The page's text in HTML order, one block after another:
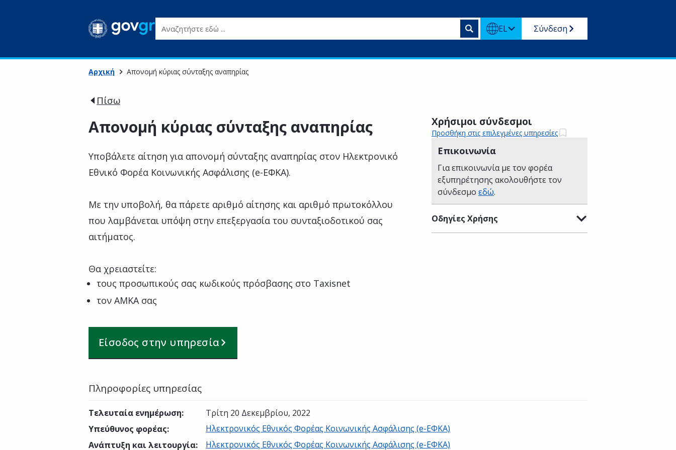
Αναζητήστε εδώ ... EL Σύνδεση
Αρχική Απονομή κύριας σύνταξης αναπηρίας
Πίσω
Απονομή κύριας σύνταξης αναπηρίας
Υποβάλετε αίτηση για απονομή σύνταξης αναπηρίας στον Ηλεκτρονικό
Εθνικό Φορέα Κοινωνικής Ασφάλισης (e-ΕΦΚΑ).
Με την υποβολή, θα πάρετε αριθμό αίτησης και αριθμό πρωτοκόλλου
που λαμβάνεται υπόψη στην επεξεργασία του συνταξιοδοτικού σας
αιτήματος.
Θα χρειαστείτε:
τους προσωπικούς σας κωδικούς πρόσβασης στο Taxisnet
τον ΑΜΚΑ σας
Είσοδος στην υπηρεσία
Χρήσιμοι σύνδεσμοι
Προσθήκη στις επιλεγμένες υπηρεσίες
Επικοινωνία
Για επικοινωνία με τον φορέα
εξυπηρέτησης ακολουθήστε τον
σύνδεσμο εδώ.
Οδηγίες Χρήσης
Πληροφορίες υπηρεσίας
Τελευταία ενημέρωση:
Τρίτη 20 Δεκεμβρίου, 2022
Υπεύθυνος φορέας:
Ηλεκτρονικός Εθνικός Φορέας Κοινωνικής Ασφάλισης (e-ΕΦΚΑ)
Ανάπτυξη και λειτουργία: Ηλεκτρονικός Εθνικός Φορέας Κοινωνικής Ασφάλισης (e-ΕΦΚΑ)